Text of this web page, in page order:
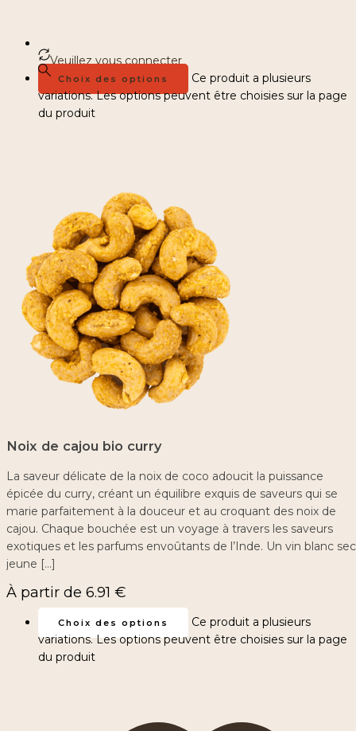
Veuillez vous connecter
Choix des options
Ce produit a plusieurs
variations. Les options peuvent être choisies sur la page
du produit
Noix de cajou bio curry
La saveur délicate de la noix de coco adoucit la puissance
épicée du curry, créant un équilibre exquis de saveurs qui se
marie parfaitement à la douceur et au croquant des noix de
cajou. Chaque bouchée est un voyage à travers les saveurs
exotiques et les parfums envoûtants de l’Inde. Un vin blanc sec
jeune […]
À partir de 6.91 €
Choix des options
Ce produit a plusieurs
variations. Les options peuvent être choisies sur la page
du produit